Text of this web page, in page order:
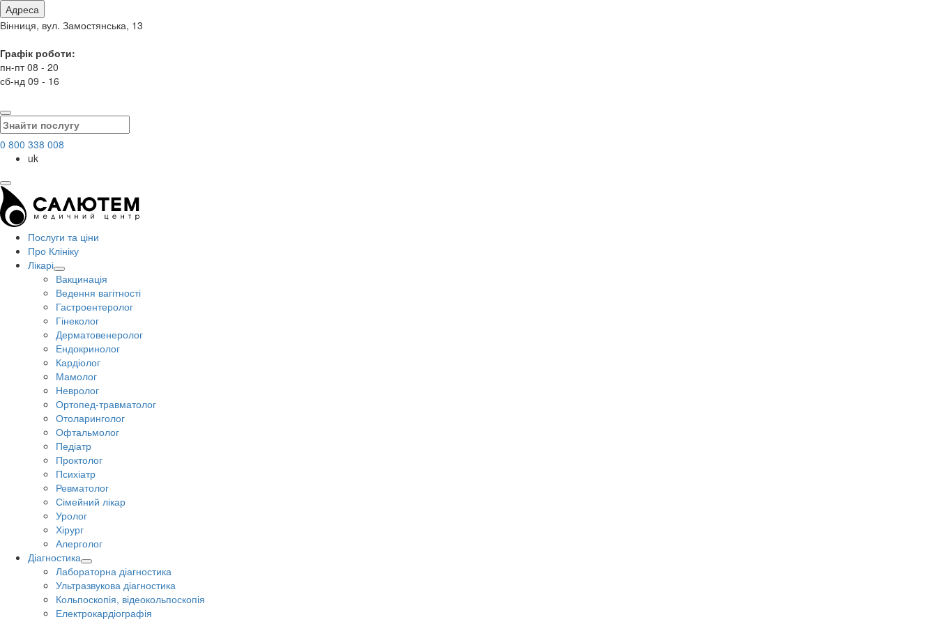
Адреса
Вінниця, вул. Замостянська, 13
Графік роботи:
пн-пт 08 - 20
сб-нд 09 - 16
0 800 338 008
uk
Послуги та ціни
Про Клініку
Лікарі
Вакцинація
Ведення вагітності
Гастроентеролог
Гінеколог
Дерматовенеролог
Ендокринолог
Кардіолог
Мамолог
Невролог
Ортопед-травматолог
Отоларинголог
Офтальмолог
Педіатр
Проктолог
Психіатр
Ревматолог
Сімейний лікар
Уролог
Хірург
Алерголог
Діагностика
Лабораторна діагностика
Ультразвукова діагностика
Кольпоскопія, відеокольпоскопія
Електрокардіографія